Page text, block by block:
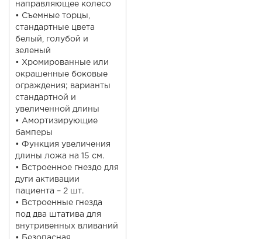
направляющее колесо
• Съемные торцы,
стандартные цвета
белый, голубой и
зеленый
• Хромированные или
окрашенные боковые
ограждения; варианты
стандартной и
увеличенной длины
• Амортизирующие
бамперы
• Функция увеличения
длины ложа на 15 см.
• Встроенное гнездо для
дуги активации
пациента – 2 шт.
• Встроенные гнезда
под два штатива для
внутривенных вливаний